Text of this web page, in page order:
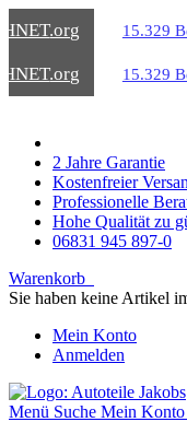
.org 15.329
.org 15.329
2 Jahre Garantie
Kostenfreier
Professionelle
Hohe Qualität zu
06831 945 897-0
Warenkorb
Sie haben keine Artikel
Mein Konto
Anmelden
Menü Suche Mein Konto